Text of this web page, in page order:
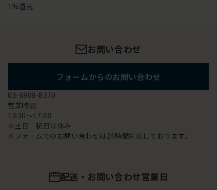
1%還元
お問い合わせ
フォームからのお問い合わせ
03-6908-8370
営業時間
13:30～17:00
※土日 祝日は休み
※フォームでのお問い合わせは24時間対応しております。
配送・お問い合わせ営業日